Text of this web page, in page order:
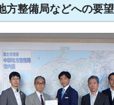
方整備局などへの要望